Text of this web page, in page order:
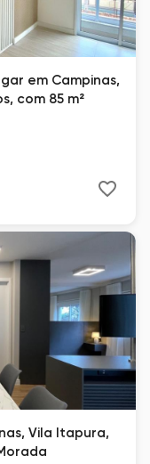
em Campinas,
com 85 m²
Vila Itapura,